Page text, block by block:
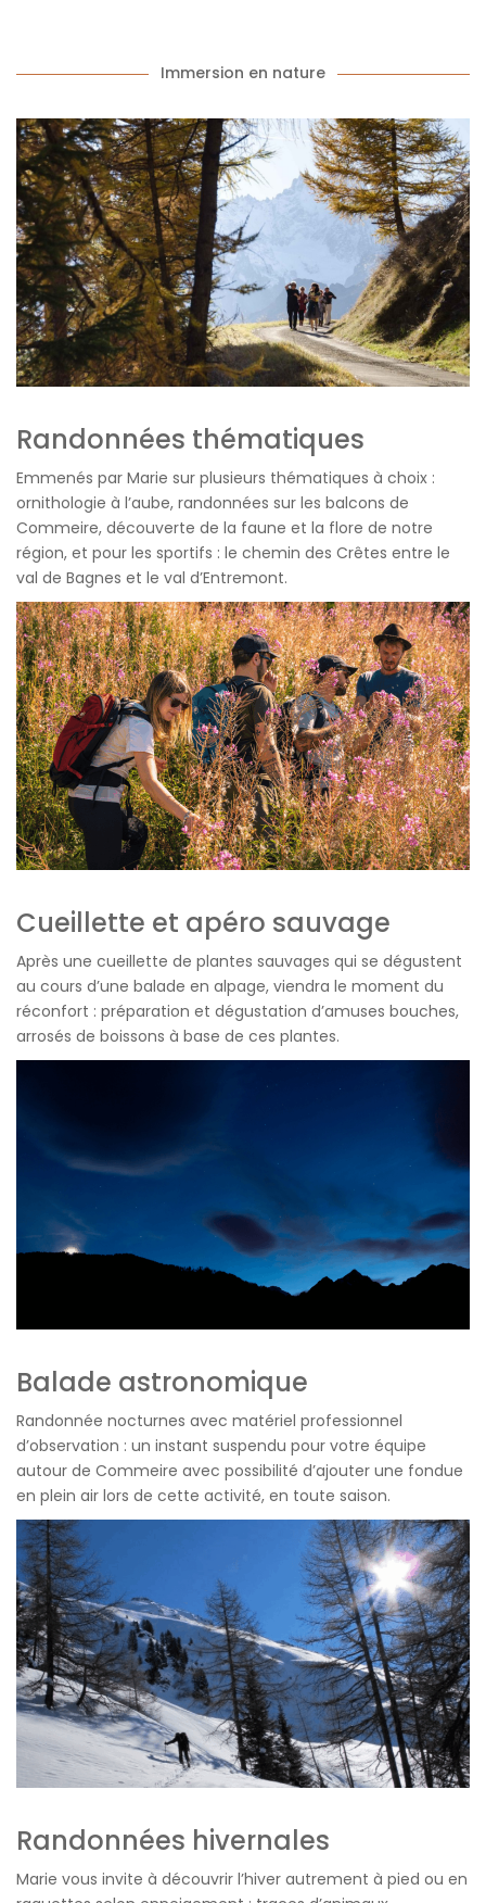
Immersion en nature
Randonnées thématiques
Emmenés par Marie sur plusieurs thématiques à choix :
ornithologie à l’aube, randonnées sur les balcons de
Commeire, découverte de la faune et la flore de notre
région, et pour les sportifs : le chemin des Crêtes entre le
val de Bagnes et le val d’Entremont.
Cueillette et apéro sauvage
Après une cueillette de plantes sauvages qui se dégustent
au cours d’une balade en alpage, viendra le moment du
réconfort : préparation et dégustation d’amuses bouches,
arrosés de boissons à base de ces plantes.
Balade astronomique
Randonnée nocturnes avec matériel professionnel
d’observation : un instant suspendu pour votre équipe
autour de Commeire avec possibilité d’ajouter une fondue
en plein air lors de cette activité, en toute saison.
Randonnées hivernales
Marie vous invite à découvrir l’hiver autrement à pied ou en